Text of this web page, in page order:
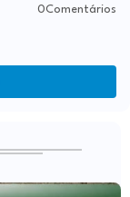
0Comentários